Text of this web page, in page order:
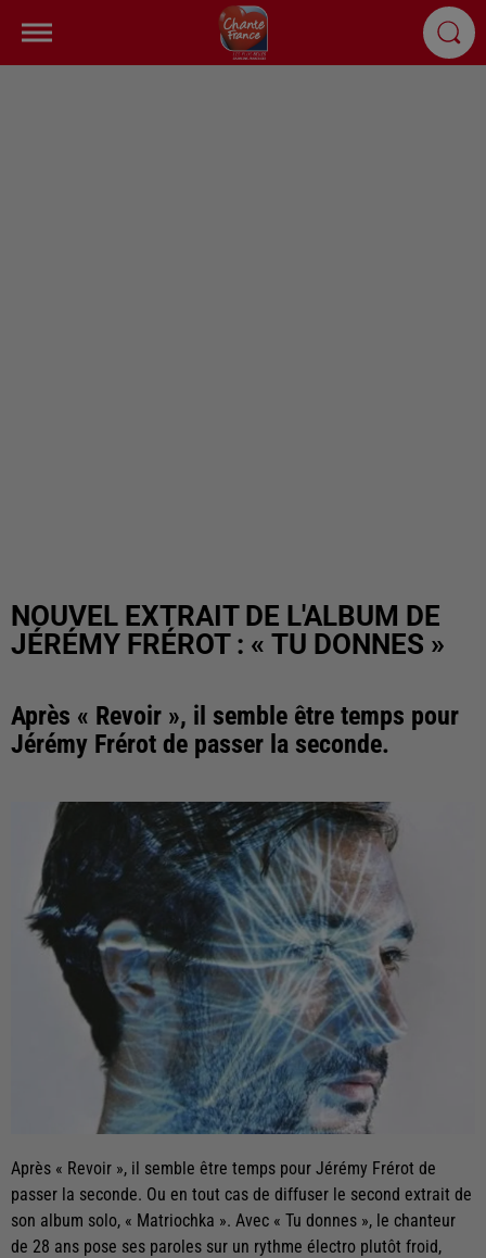
NOUVEL EXTRAIT DE L'ALBUM DE
JÉRÉMY FRÉROT : « TU DONNES »
Après « Revoir », il semble être temps pour
Jérémy Frérot de passer la seconde.
Après « Revoir », il semble être temps pour Jérémy Frérot de
passer la seconde. Ou en tout cas de diffuser le second extrait de
son album solo, « Matriochka ». Avec « Tu donnes », le chanteur
de 28 ans pose ses paroles sur un rythme électro plutôt froid,